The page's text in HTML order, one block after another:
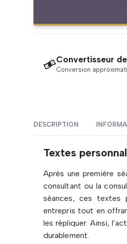
Convertisseur
Conversion
DESCRIPTION
Textes
Après une première
consultant ou la
séances, ces textes
entrepris tout en
les répliquer. Ainsi,
durablement.